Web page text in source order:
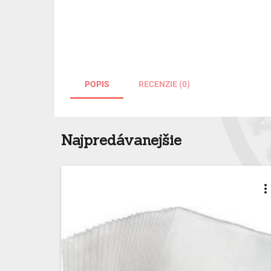
POPIS RECENZIE (0)
Najpredávanejšie
more_vert